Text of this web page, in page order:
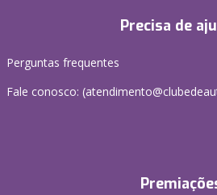
Precisa de
Perguntas frequentes
Fale conosco: (